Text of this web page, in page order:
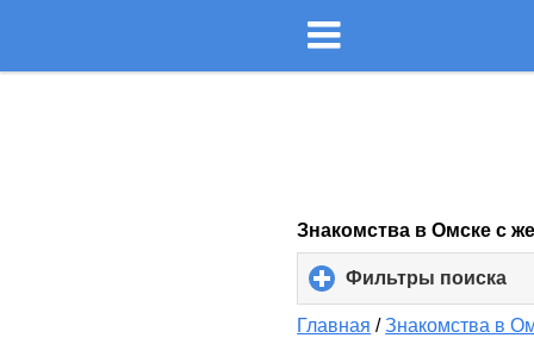
Знакомства в Омске с
Фильтры поиска
to
Главная /Знакомства в